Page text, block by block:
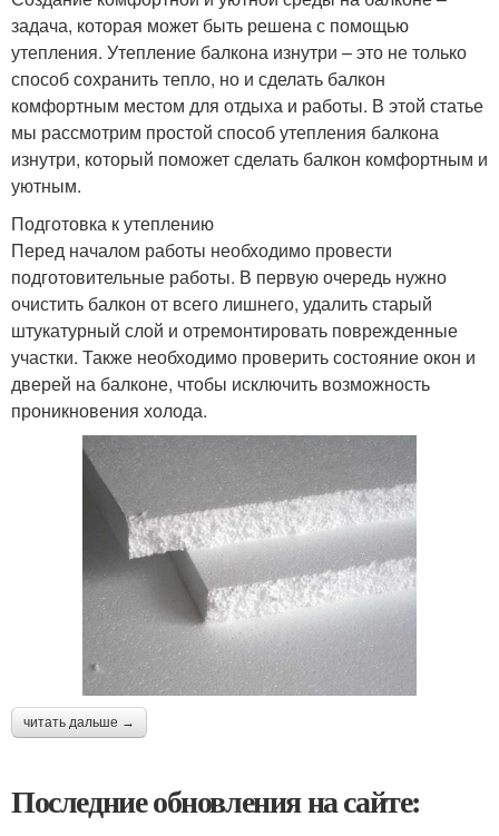
задача, которая может быть решена с помощью
утепления. Утепление балкона изнутри – это не только
способ сохранить тепло, но и сделать балкон
комфортным местом для отдыха и работы. В этой статье
мы рассмотрим простой способ утепления балкона
изнутри, который поможет сделать балкон комфортным и
уютным.
Подготовка к утеплению
Перед началом работы необходимо провести
подготовительные работы. В первую очередь нужно
очистить балкон от всего лишнего, удалить старый
штукатурный слой и отремонтировать поврежденные
участки. Также необходимо проверить состояние окон и
дверей на балконе, чтобы исключить возможность
проникновения холода.
читать дальше →
Последние обновления на сайте: